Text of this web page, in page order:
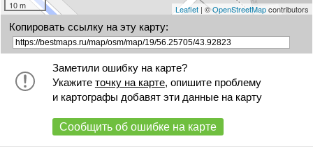
10 m Leaflet| ©OpenStreetMapcontributors
Копировать ссылку на эту карту:
Заметили ошибку на карте?
Укажите точку на карте, опишите проблему
и картографы добавят эти данные на карту
Сообщить об ошибке на карте